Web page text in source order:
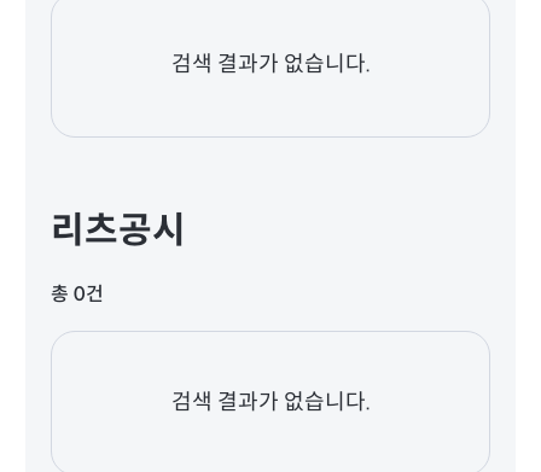
검색 결과가 없습니다.
리츠공시
총 0건
검색 결과가 없습니다.